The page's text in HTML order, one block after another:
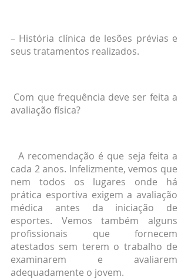
– História clínica de lesões prévias e
seus tratamentos realizados.
avaliação física?
cada 2 anos. Infelizmente, vemos que
nem todos os lugares onde há
prática esportiva exigem a avaliação
médica antes da iniciação de
esportes. Vemos também alguns
profissionais que fornecem
atestados sem terem o trabalho de
examinarem e avaliarem
adequadamente o jovem.